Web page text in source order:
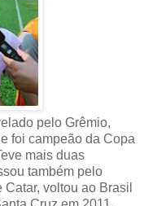
pelo Grêmio,
foi campeão da Copa
mais duas
também pelo
voltou ao Brasil